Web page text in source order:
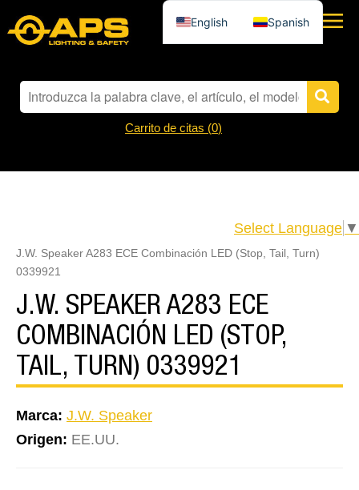
Carrito de citas (0)
Select Language ▼
J.W. Speaker A283 ECE Combinación LED (Stop, Tail, Turn)
0339921
J.W. SPEAKER A283 ECE
COMBINACIÓN LED (STOP,
TAIL, TURN) 0339921
Marca: J.W. Speaker
Origen: EE.UU.
English Spanish